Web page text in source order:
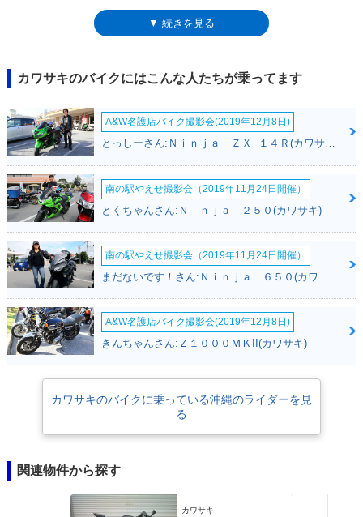
速ミッションの採用やセルフスターターの装備など、ファンライドモデル
としての要素がいっそう濃くなっていた。2021年モデルから、モデル名
▼ 続きを見る
カワサキのバイクにはこんな人たちが乗ってます
A&W名護店バイク撮影会(2019年12月8日)
とっしーさん:Ｎｉｎｊａ ＺＸ−１４Ｒ(カワサキ)
南の駅やえせ撮影会（2019年11月24日開催）
とくちゃんさん:Ｎｉｎｊａ ２５０(カワサキ)
南の駅やえせ撮影会（2019年11月24日開催）
A&W名護店バイク撮影会(2019年12月8日)
きんちゃんさん:Ｚ１０００ＭＫII(カワサキ)
カワサキのバイクに乗っている沖縄のライダーを見
る
関連物件から探す
カワサキ